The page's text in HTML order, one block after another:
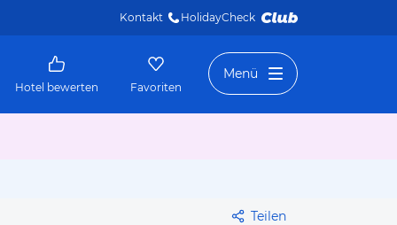
Kontakt HolidayCheck
Hotel bewerten Favoriten
Menü
Teilen